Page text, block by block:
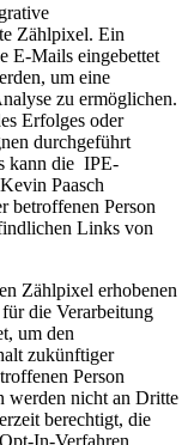
Zählpixel. Ein
E-Mails eingebettet
um eine
zu ermöglichen.
Erfolges oder
durchgeführt
kann die IPE-
Paasch
betroffenen Person
Links von
Zählpixel erhobenen
die Verarbeitung
um den
zukünftiger
Person
werden nicht an Dritte
berechtigt, die
In-Verfahren